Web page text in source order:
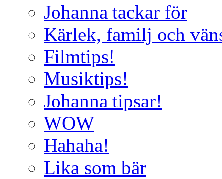
Johanna tackar för
Kärlek, familj och
Filmtips!
Musiktips!
Johanna tipsar!
WOW
Hahaha!
Lika som bär